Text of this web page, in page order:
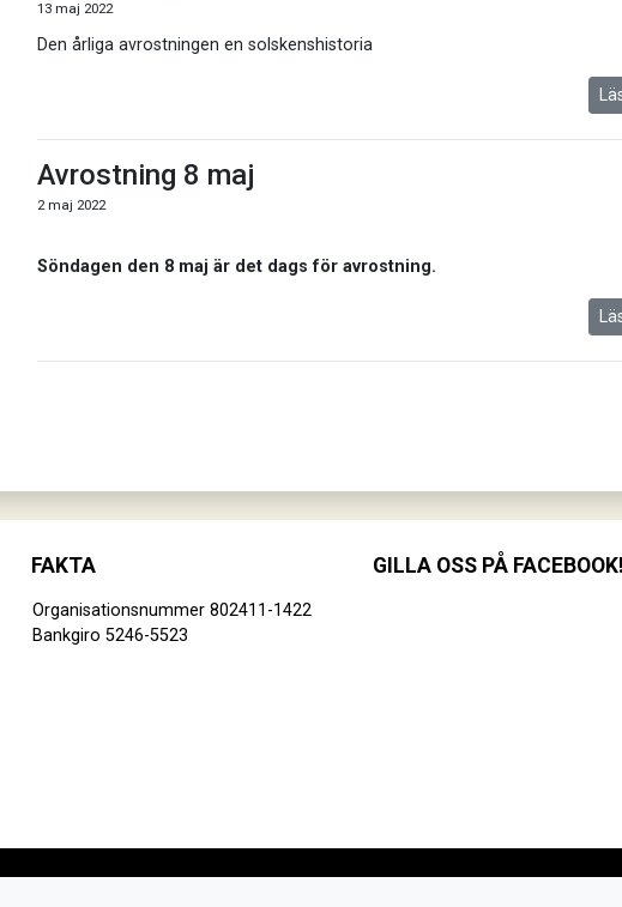
13 maj 2022
Den årliga avrostningen en solskenshistoria
Avrostning 8 maj
2 maj 2022
Söndagen den 8 maj är det dags för avrostning.
FAKTA
Organisationsnummer 802411-1422
Bankgiro 5246-5523
GILLA OSS PÅ FACEBOOK!